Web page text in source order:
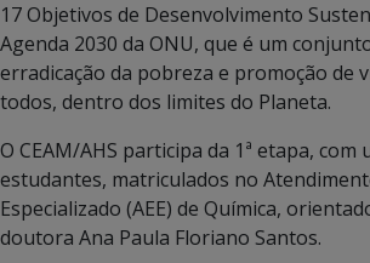
17 Objetivos de Desenvolvimento
Agenda 2030 da ONU, que é um
erradicação da pobreza e promoção de
todos, dentro dos limites do Planeta.
O CEAM/AHS participa da 1ª etapa,
estudantes, matriculados no
Especializado (AEE) de Química,
doutora Ana Paula Floriano Santos.